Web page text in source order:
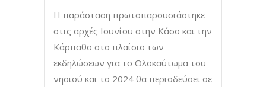
Η παράσταση πρωτοπαρουσιάστηκε
στις αρχές Ιουνίου στην Κάσο και την
Κάρπαθο στο πλαίσιο των
εκδηλώσεων για το Ολοκαύτωμα του
νησιού και το 2024 θα περιοδεύσει σε